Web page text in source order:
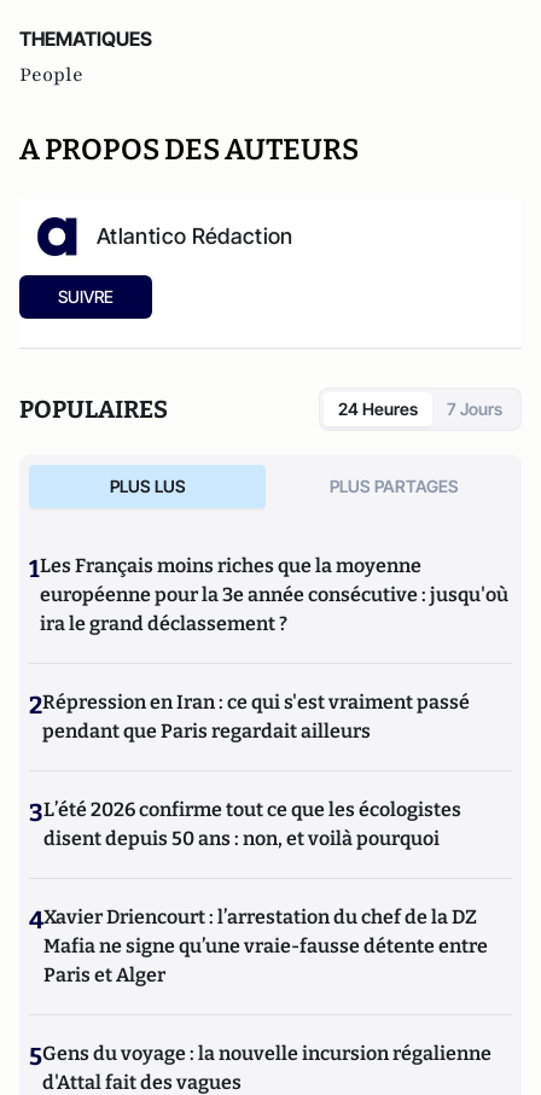
THEMATIQUES
People
A PROPOS DES AUTEURS
Atlantico Rédaction
SUIVRE
POPULAIRES 24 Heures 7 Jours
PLUS LUS PLUS PARTAGES
1Les Français moins riches que la moyenne
européenne pour la 3e année consécutive : jusqu'où
ira le grand déclassement ?
2Répression en Iran : ce qui s'est vraiment passé
pendant que Paris regardait ailleurs
3L’été 2026 confirme tout ce que les écologistes
disent depuis 50 ans : non, et voilà pourquoi
4Xavier Driencourt : l’arrestation du chef de la DZ
Mafia ne signe qu’une vraie-fausse détente entre
Paris et Alger
5Gens du voyage : la nouvelle incursion régalienne
d'Attal fait des vagues